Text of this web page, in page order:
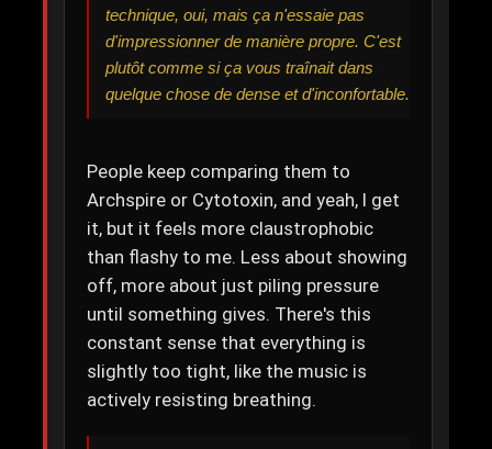
technique, oui, mais ça n'essaie pas
d'impressionner de manière propre. C'est
plutôt comme si ça vous traînait dans
quelque chose de dense et d'inconfortable.
People keep comparing them to
Archspire or Cytotoxin, and yeah, I get
it, but it feels more claustrophobic
than flashy to me. Less about showing
off, more about just piling pressure
until something gives. There's this
constant sense that everything is
slightly too tight, like the music is
actively resisting breathing.